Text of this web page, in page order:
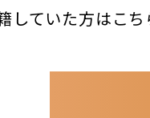
していた方はこち